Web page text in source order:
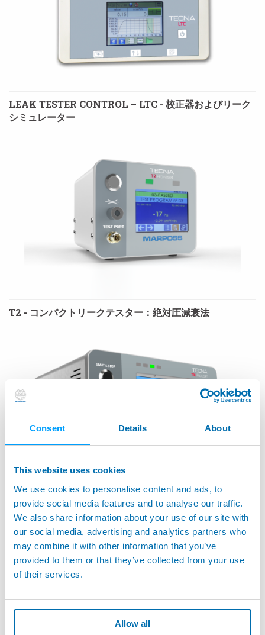
Consent Details About
This website uses cookies
We use cookies to personalise content and ads, to
provide social media features and to analyse our traffic.
We also share information about your use of our site with
our social media, advertising and analytics partners who
may combine it with other information that you’ve
provided to them or that they’ve collected from your use
of their services.
Allow all
LEAK TESTER CONTROL – LTC - 校正器およびリーク
シミュレーター
T2 - コンパクトリークテスター：絶対圧減衰法
T3LD - リークテスター：差圧法